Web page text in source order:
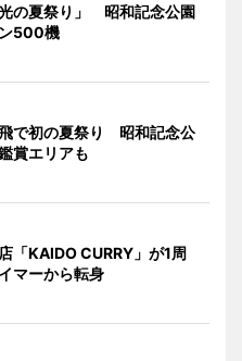
の夏祭り」 昭和記念公園
500機
で初の夏祭り 昭和記念公
賞エリアも
「KAIDO CURRY」が1周
マーから転身